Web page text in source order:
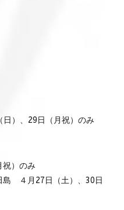
日）、29日（月祝）のみ
祝）のみ
島 ４月27日（土）、30日